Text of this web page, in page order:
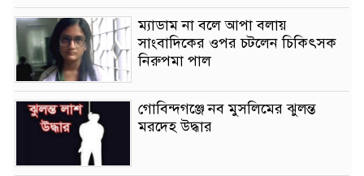
ম্যাডাম না বলে আপা বলায়
সাংবাদিকের ওপর চটলেন চিকিৎসক
নিরুপমা পাল
গোবিন্দগঞ্জে নব মুসলিমের ঝুলন্ত
মরদেহ উদ্ধার